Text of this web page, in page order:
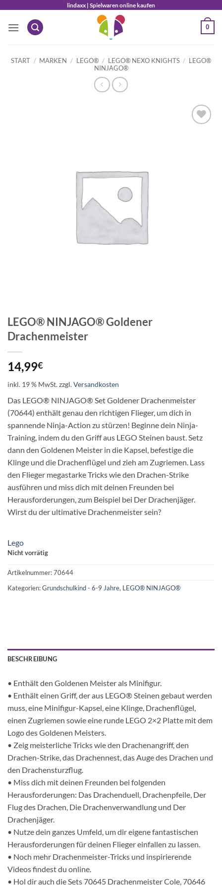
springen
lindaxx | Spielwaren online kaufen
0
START / MARKEN / LEGO® / LEGO® NEXO KNIGHTS / LEGO®
NINJAGO®
LEGO® NINJAGO® Goldener
Drachenmeister
14,99€
inkl. 19 % MwSt.zzgl.Versandkosten
Das LEGO® NINJAGO® Set Goldener Drachenmeister
(70644) enthält genau den richtigen Flieger, um dich in
spannende Ninja-Action zu stürzen! Beginne dein Ninja-
Training, indem du den Griff aus LEGO Steinen baust. Setz
dann den Goldenen Meister in die Kapsel, befestige die
Klinge und die Drachenflügel und zieh am Zugriemen. Lass
den Flieger megastarke Tricks wie den Drachen-Strike
ausführen und miss dich mit deinen Freunden bei
Herausforderungen, zum Beispiel bei Der Drachenjäger.
Wirst du der ultimative Drachenmeister sein?
Lego
Nicht vorrätig
Artikelnummer:70644
Kategorien:Grundschulkind - 6-9 Jahre, LEGO® NINJAGO®
BESCHREIBUNG
• Enthält den Goldenen Meister als Minifigur.
• Enthält einen Griff, der aus LEGO® Steinen gebaut werden
muss, eine Minifigur-Kapsel, eine Klinge, Drachenflügel,
einen Zugriemen sowie eine runde LEGO 2×2 Platte mit dem
Logo des Goldenen Meisters.
• Zeig meisterliche Tricks wie den Drachenangriff, den
Drachen-Strike, das Drachennest, das Auge des Drachen und
den Drachensturzflug.
• Miss dich mit deinen Freunden bei folgenden
Herausforderungen: Das Drachenduell, Drachenpfeile, Der
Flug des Drachen, Die Drachenverwandlung und Der
Drachenjäger.
• Nutze dein ganzes Umfeld, um dir eigene fantastischen
Herausforderungen für deinen Flieger einfallen zu lassen.
• Noch mehr Drachenmeister-Tricks und inspirierende
Videos findest du online.
• Hol dir auch die Sets 70645 Drachenmeister Cole, 70646